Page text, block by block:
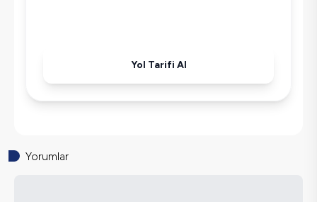
Yol Tarifi Al
Yorumlar